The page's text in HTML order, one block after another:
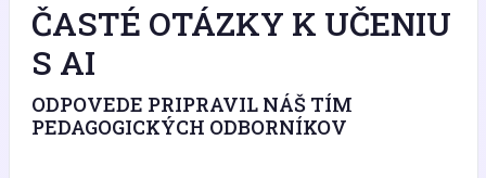
ČASTÉ OTÁZKY K UČENIU
S AI
ODPOVEDE PRIPRAVIL NÁŠ TÍM
PEDAGOGICKÝCH ODBORNÍKOV